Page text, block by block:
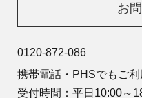
お
0120-872-086
携帯電話・PHSでもご利
受付時間：平日10:00～